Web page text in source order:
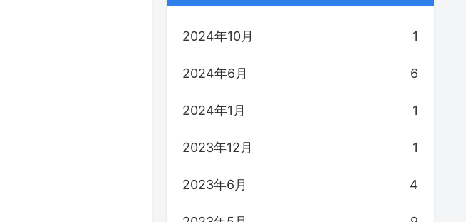
2024年10月 1
2024年6月 6
2024年1月 1
2023年12月 1
2023年6月 4